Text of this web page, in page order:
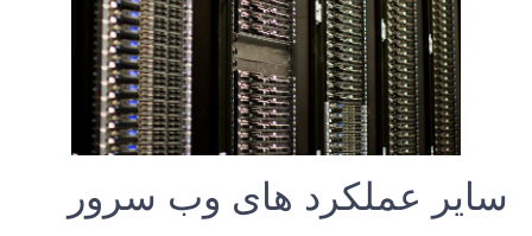
سایر عملکرد های وب سرور